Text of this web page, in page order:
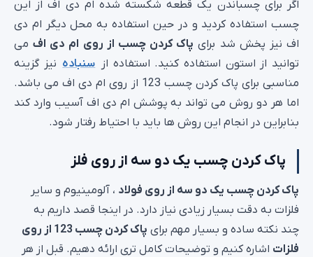
اگر برای چسباندن یک قطعه شکسته شده ام دی اف از این
چسب استفاده کردید و در حین استفاده به محل دیگر ام دی
اف نیز پخش شد برای پاک کردن چسب از روی ام دی افمی
توانید از استون استفاده کنید. استفاده از سنباده نیز گزینه
مناسبی برای پاک کردن چسب 123 از روی ام دی اف می باشد.
اما هر دو روش می تواند به پوشش ام دی اف آسیب وارد کند
بنابراین در انجام این روش ها باید با احتیاط رفتار شود.
پاک کردن چسب یک دو سه از روی فلز
پاک کردن چسب یک دو سه از روی فولاد ، آلومینیوم و سایر
فلزات به دقت بسیار زیادی نیاز دارد. در اینجا قصد داریم به
چند نکته ساده و بسیار مهم برای
پاک کردن چسب 123 از روی
فلزات اشاره کنیم و توضیحات کامل تری ارائه دهیم. قبل از هر